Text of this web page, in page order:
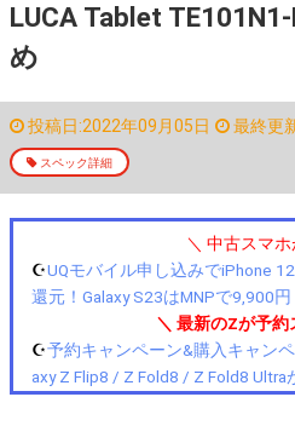
LUCA Tablet
め
投稿日:2022年09月05日 最終更
スペック詳細
＼ 中古スマ
☪️UQモバイル申し込みでiPhone
還元！Galaxy S23はMNPで9,900円
＼ 最新のZが予約
☪️予約キャンペーン&購入キャン
axy Z Flip8 / Z Fold8 / Z Fold8 Ultra